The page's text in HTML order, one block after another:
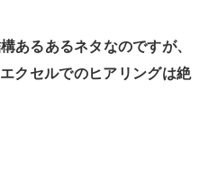
あるあるネタなのですが、
クセルでのヒアリングは絶